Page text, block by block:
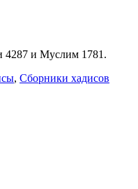
4287 и Муслим 1781.
, Сборники хадисов